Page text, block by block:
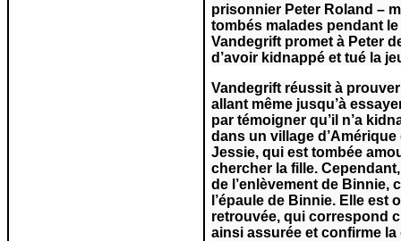
prisonnier Peter Roland –
tombés malades pendant
Vandegrift promet à Peter
d’avoir kidnappé et tué la
Vandegrift réussit à
allant même jusqu’à
par témoigner qu’il n’a
dans un village
Jessie, qui est tombée
chercher la fille.
de l’enlèvement de Binnie,
l’épaule de Binnie. Elle
retrouvée, qui correspond
ainsi assurée et confirme